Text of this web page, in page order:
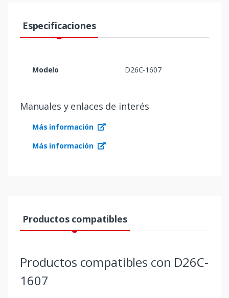
Especificaciones
Modelo D26C-1607
Manuales y enlaces de interés
Más información
Más información
Productos compatibles
Productos compatibles con D26C-
1607